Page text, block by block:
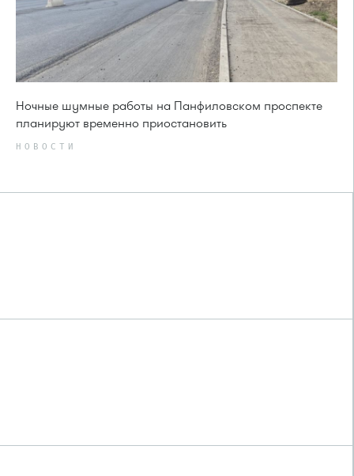
Ночные шумные работы на Панфиловском проспекте
планируют временно приостановить
НОВОСТИ